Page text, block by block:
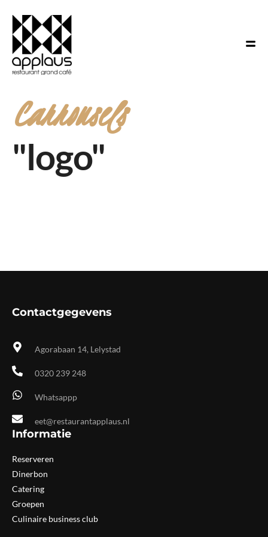
Carrousels
"logo"
Contactgegevens
Agorabaan 14, Lelystad
0320 239 248
Whatsappp
eet@restaurantapplaus.nl
Informatie
Reserveren
Dinerbon
Catering
Groepen
Culinaire business club